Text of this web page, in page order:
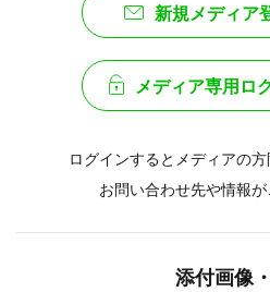
新規メディア
メディア専用ロ
ログインするとメディアの
お問い合わせ先や情報
添付画像